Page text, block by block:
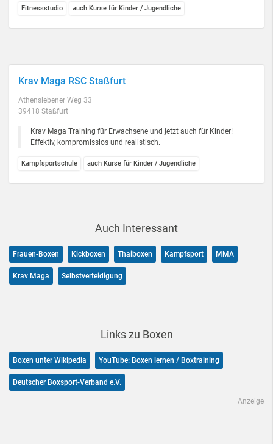
Fitnessstudio auch Kurse für Kinder / Jugendliche
Krav Maga RSC Staßfurt
Athenslebener Weg 33
39418 Staßfurt
Krav Maga Training für Erwachsene und jetzt auch für Kinder!
Effektiv, kompromisslos und realistisch.
Kampfsportschule auch Kurse für Kinder / Jugendliche
Auch Interessant
Frauen-Boxen Kickboxen Thaiboxen Kampfsport MMA
Krav Maga Selbstverteidigung
Links zu Boxen
Boxen unter Wikipedia YouTube: Boxen lernen / Boxtraining
Deutscher Boxsport-Verband e.V.
Anzeige